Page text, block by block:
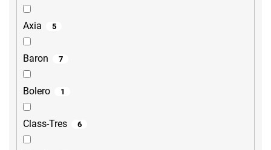
Axia 5
Baron 7
Bolero 1
Class-Tres 6